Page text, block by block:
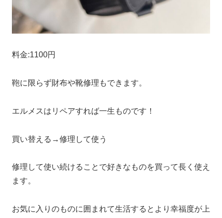
料金:1100円
鞄に限らず財布や靴修理もできます。
エルメスはリペアすれば一生ものです！
買い替える→修理して使う
修理して使い続けることで好きなものを買って長く使え
ます。
お気に入りのものに囲まれて生活するとより幸福度が上